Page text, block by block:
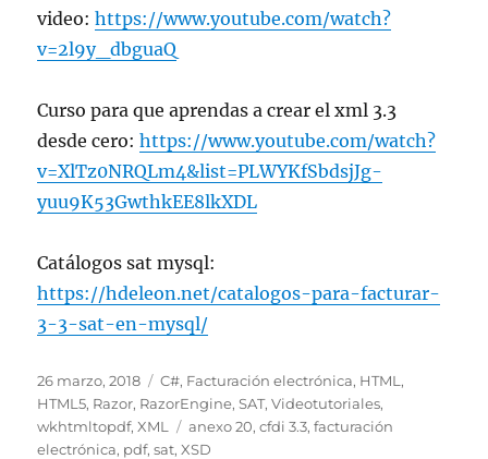
video:https://www.youtube.com/watch?
v=2l9y_dbguaQ
Curso para que aprendas a crear el xml 3.3
desde cero:https://www.youtube.com/watch?
v=XlTz0NRQLm4&list=PLWYKfSbdsjJg-
yuu9K53GwthkEE8lkXDL
Catálogos sat mysql:
https://hdeleon.net/catalogos-para-facturar-
3-3-sat-en-mysql/
Publicado
el
26 marzo, 2018 Categorías
C#, Facturación electrónica, HTML ,
HTML5, Razor, RazorEngine,SAT,Videotutoriales,
wkhtmltopdf,XML Etiquetas
anexo 20,cfdi 3.3,facturación
electrónica, pdf,sat,XSD